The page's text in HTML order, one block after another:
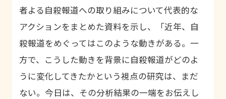
者よる自殺報道への取り組みについて代表的な
アクションをまとめた資料を示し、「近年、自
殺報道をめぐってはこのような動きがある。一
方で、こうした動きを背景に自殺報道がどのよ
うに変化してきたかという視点の研究は、まだ
ない。今日は、その分析結果の一端をお伝えし